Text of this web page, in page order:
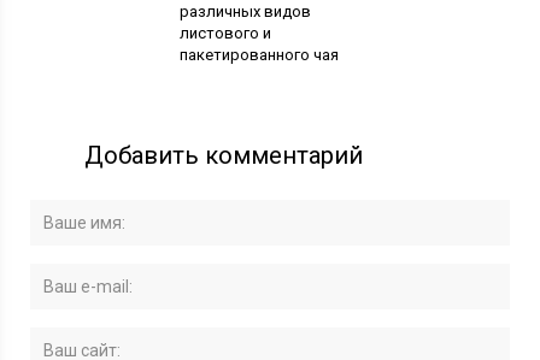
различных видов
листового и
пакетированного чая
Добавить комментарий